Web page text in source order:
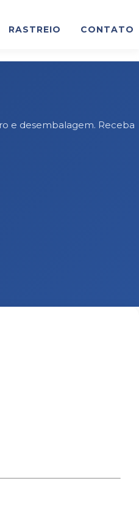
RASTREIO CONTATO
e desembalagem. Receba